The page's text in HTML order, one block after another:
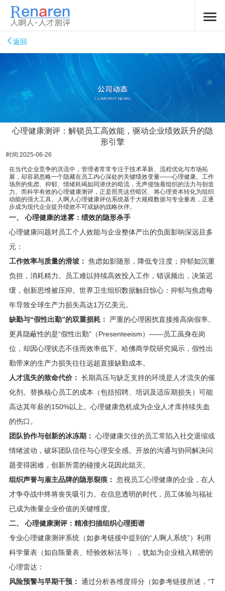
返回
心理健康测评：解锁员工高效能，驱动企业绩效跃升的隐
形引擎
时间:2025-06-26
在当代企业竞争的洪流中，管理者常常专注于技术革新、流程优化与市场拓
展，却容易忽略一个隐藏在员工内心深处的关键绩效变量——心理健康。工作
场所的焦虑、抑郁、情绪耗竭如同潜伏的暗流，无声侵蚀着组织的活力与创造
力。而科学有效的心理健康测评，正是照亮这些暗区、将心理资本转化为组织
动能的强大工具。
人啊人心理健康评估系统基于大规模数据与专业量表，正逐
步成为现代企业提升绩效不可或缺的战略伙伴。
一、 心理健康的迷雾：绩效的隐形杀手
心理健康问题对员工个人效能与企业整体产出的负面影响深远且多
元：
工作效率与质量的滑坡： 焦虑如影随形，降低专注度；抑郁如沉重
负担，消耗精力。员工难以持续高效投入工作，错误频出，决策迟
缓，创新思维被压抑。世界卫生组织数据触目惊心：抑郁与焦虑每
年导致全球生产力损失高达1万亿美元。
缺勤与“假性出勤”的双重损耗：
严重的心理困扰直接推高病假率。
更具隐蔽性的是“假性出勤”（Presenteeism）——员工虽身在岗
位，却因心理状态不佳而效率低下。哈佛商学院研究揭示，假性出
勤带来的生产力损失往往远超直接缺勤成本。
人才流失的致命代价： 长期高压与缺乏支持的环境是人才流失的催
化剂。替换核心员工的成本（包括招聘、培训及适应期损失）可能
高达其年薪的150%以上。心理健康危机成为企业人才库持续失血
的伤口。
团队协作与创新的冰冻期： 心理健康欠佳的员工常陷入社交退缩或
情绪波动，破坏团队信任与心理安全感。开放的沟通与协同解决问
题变得困难，创新所需的碰撞火花因此熄灭。
组织声誉与雇主品牌的隐形裂痕：
忽视员工心理健康的企业，在人
才争夺战中终将丧失吸引力。在信息透明的时代，员工体验与福祉
已成为衡量企业价值的关键维度。
二、 心理健康测评：精准扫描组织心理图谱
专业心理健康测评系统（如参考链接中提到的“人啊人系统”）利用
科学量表（如自陈量表、经验效标法等），犹如为企业植入精密的
心理雷达：
风险预警与早期干预： 通过分析各维度得分（如参考链接所述，“T